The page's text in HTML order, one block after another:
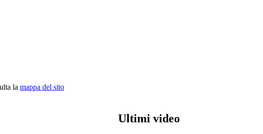
la mappa del sito
Ultimi video